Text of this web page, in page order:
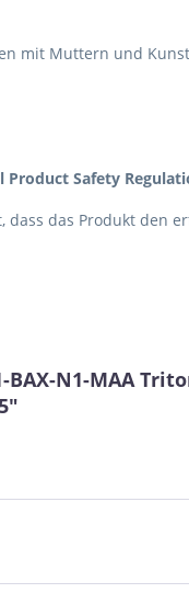
mit Muttern und
Safety
das Produkt den
N1-MAA